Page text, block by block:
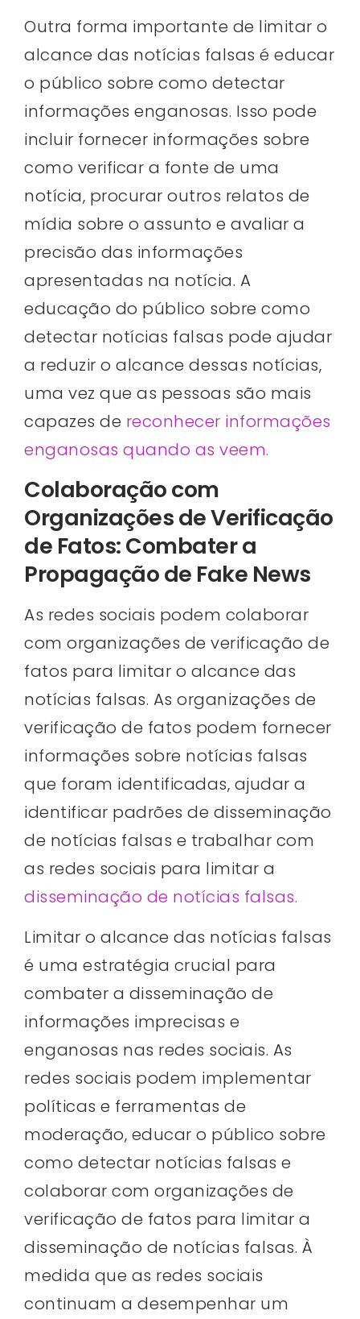
Outra forma importante de limitar o
alcance das notícias falsas é educar
o público sobre como detectar
informações enganosas. Isso pode
incluir fornecer informações sobre
como verificar a fonte de uma
notícia, procurar outros relatos de
mídia sobre o assunto e avaliar a
precisão das informações
apresentadas na notícia. A
educação do público sobre como
detectar notícias falsas pode ajudar
a reduzir o alcance dessas notícias,
uma vez que as pessoas são mais
capazes de reconhecer informações
enganosas quando as veem.
Colaboração com
Organizações de Verificação
de Fatos: Combater a
Propagação de Fake News
As redes sociais podem colaborar
com organizações de verificação de
fatos para limitar o alcance das
notícias falsas. As organizações de
verificação de fatos podem fornecer
informações sobre notícias falsas
que foram identificadas, ajudar a
identificar padrões de disseminação
de notícias falsas e trabalhar com
as redes sociais para limitar a
disseminação de notícias falsas.
Limitar o alcance das notícias falsas
é uma estratégia crucial para
combater a disseminação de
informações imprecisas e
enganosas nas redes sociais. As
redes sociais podem implementar
políticas e ferramentas de
moderação, educar o público sobre
como detectar notícias falsas e
colaborar com organizações de
verificação de fatos para limitar a
disseminação de notícias falsas. À
medida que as redes sociais
continuam a desempenhar um